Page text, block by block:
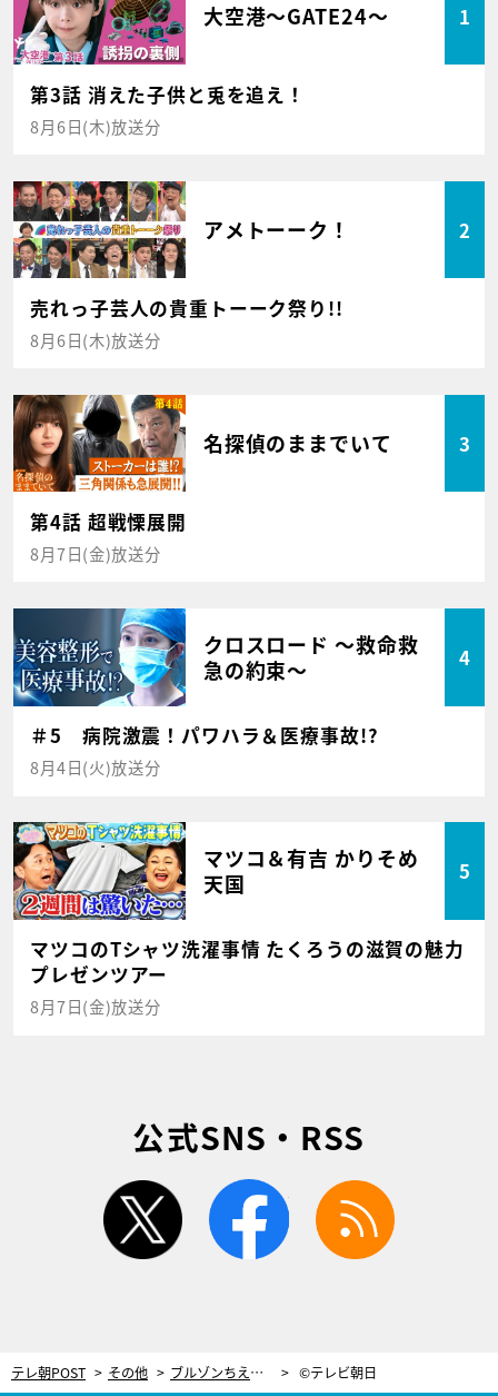
大空港～GATE24～ 1
第3話 消えた子供と兎を追え！
8月6日(木)放送分
アメトーーク！ 2
売れっ子芸人の貴重トーーク祭り!!
8月6日(木)放送分
名探偵のままでいて 3
第4話 超戦慄展開
8月7日(金)放送分
クロスロード ～救命救
急の約束～
4
＃5 病院激震！パワハラ＆医療事故!?
8月4日(火)放送分
マツコ＆有吉 かりそめ
天国
5
マツコのTシャツ洗濯事情 たくろうの滋賀の魅力
プレゼンツアー
8月7日(金)放送分
公式SNS・RSS
twitter facebook
テレ朝POST その他 ブルゾンちえみ、アキラ100%ら売れっ子芸人の素顔をドッキリで暴く！ ©テレビ朝日